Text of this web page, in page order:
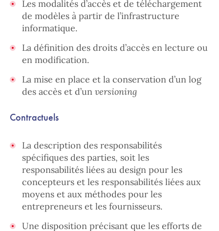
Les modalités d’accès et de téléchargement
de modèles à partir de l’infrastructure
informatique.
La définition des droits d’accès en lecture ou
en modification.
La mise en place et la conservation d’un log
des accès et d’un versioning
Contractuels
La description des responsabilités
spécifiques des parties, soit les
responsabilités liées au design pour les
concepteurs et les responsabilités liées aux
moyens et aux méthodes pour les
entrepreneurs et les fournisseurs.
Une disposition précisant que les efforts de